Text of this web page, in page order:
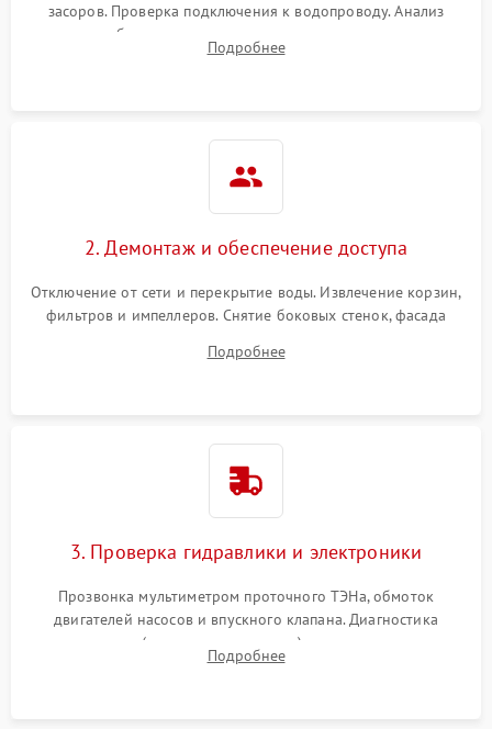
засоров. Проверка подключения к водопроводу. Анализ
жалоб на отсутствие слива, нагрева, вращения
разбрызгивателей или срабатывание системы защиты
Подробнее
2. Демонтаж и обеспечение доступа
Отключение от сети и перекрытие воды. Извлечение корзин,
фильтров и импеллеров. Снятие боковых стенок, фасада
циркуляционному насосу, ТЭНу и сливной помпе.
Подробнее
3. Проверка гидравлики и электроники
Прозвонка мультиметром проточного ТЭНа, обмоток
двигателей насосов и впускного клапана. Диагностика
прессостата (датчика уровня воды), датчика мутности,
концевика дверцы и электронного модуля управления.
Подробнее